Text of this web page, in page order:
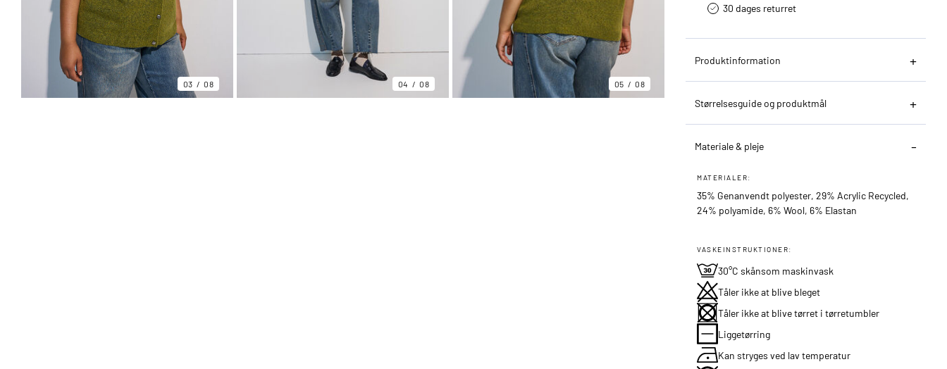
03 08 04 08 05 08
30 dages returret
Produktinformation
Størrelsesguide og produktmål
Materiale & pleje
MATERIALER:
35% Genanvendt polyester, 29% Acrylic Recycled,
24% polyamide, 6% Wool, 6% Elastan
VASKEINSTRUKTIONER:
30°C skånsom maskinvask
Tåler ikke at blive bleget
Tåler ikke at blive tørret i tørretumbler
Liggetørring
Kan stryges ved lav temperatur